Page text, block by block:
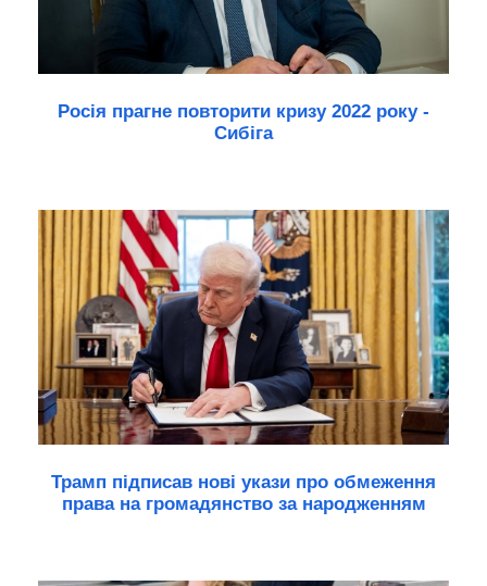
Росія прагне повторити кризу 2022 року -
Сибіга
Трамп підписав нові укази про обмеження
права на громадянство за народженням